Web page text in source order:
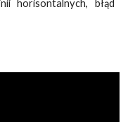
horisontalnych, błąd